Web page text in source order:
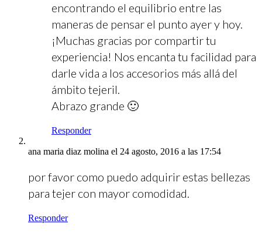
encontrando el equilibrio entre las
maneras de pensar el punto ayer y hoy.
¡Muchas gracias por compartir tu
experiencia! Nos encanta tu facilidad para
darle vida a los accesorios más allá del
ámbito tejeril.
Abrazo grande 🙂
Responder
ana maria diaz molina el 24 agosto, 2016 a las 17:54
por favor como puedo adquirir estas bellezas
para tejer con mayor comodidad.
Responder